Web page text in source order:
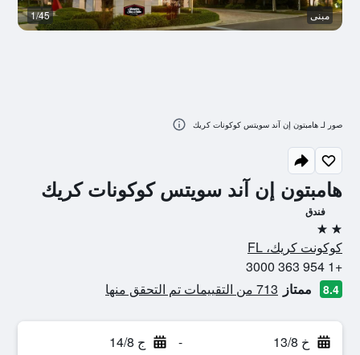
هامبتون إن آند سويتس كوكونات كريك
فندق
2 نجمتين
كوكونت كريك، FL
+1 954 363 3000
8.4 ممتاز 713 من التقييمات تم التحقق منها
خ 13/8 - ج 14/8
مبنى 1/45
صور لـ هامبتون إن آند سويتس كوكونات كريك